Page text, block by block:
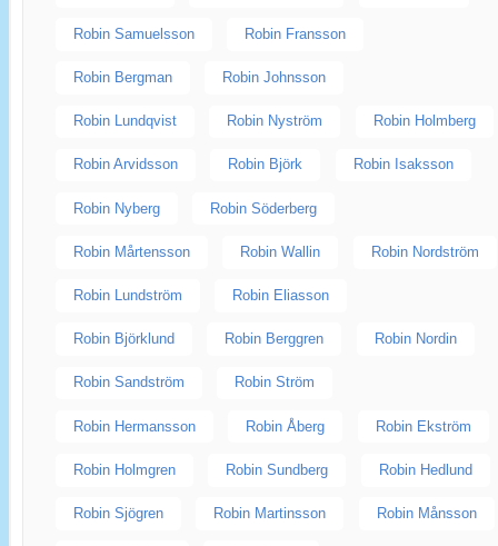
Robin Samuelsson Robin Fransson
Robin Bergman Robin Johnsson
Robin Lundqvist Robin Nyström Robin Holmberg
Robin Arvidsson Robin Björk Robin Isaksson
Robin Nyberg Robin Söderberg
Robin Mårtensson Robin Wallin Robin Nordström
Robin Lundström Robin Eliasson
Robin Björklund Robin Berggren Robin Nordin
Robin Sandström Robin Ström
Robin Hermansson Robin Åberg Robin Ekström
Robin Holmgren Robin Sundberg Robin Hedlund
Robin Sjögren Robin Martinsson Robin Månsson